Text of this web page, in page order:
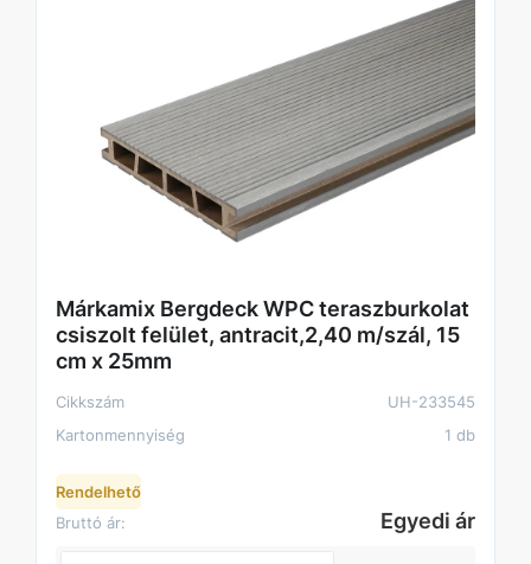
Márkamix Bergdeck WPC teraszburkolat
csiszolt felület, antracit,2,40 m/szál, 15
cm x 25mm
Cikkszám
UH-233545
Kartonmennyiség
1 db
Rendelhető
Bruttó ár:
Egyedi ár